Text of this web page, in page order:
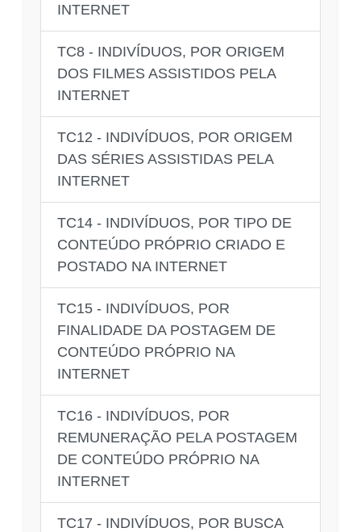
INTERNET
TC8 - INDIVÍDUOS, POR ORIGEM
DOS FILMES ASSISTIDOS PELA
INTERNET
TC12 - INDIVÍDUOS, POR ORIGEM
DAS SÉRIES ASSISTIDAS PELA
INTERNET
TC14 - INDIVÍDUOS, POR TIPO DE
CONTEÚDO PRÓPRIO CRIADO E
POSTADO NA INTERNET
TC15 - INDIVÍDUOS, POR
FINALIDADE DA POSTAGEM DE
CONTEÚDO PRÓPRIO NA
INTERNET
TC16 - INDIVÍDUOS, POR
REMUNERAÇÃO PELA POSTAGEM
DE CONTEÚDO PRÓPRIO NA
INTERNET
TC17 - INDIVÍDUOS, POR BUSCA